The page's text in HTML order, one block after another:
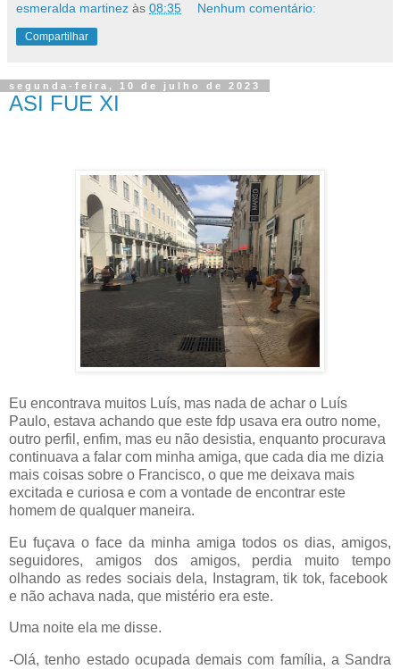
esmeralda martinez às 08:35 Nenhum comentário:
Compartilhar
segunda-feira, 10 de julho de 2023
ASI FUE XI
Eu encontrava muitos Luís, mas nada de achar o Luís
Paulo, estava achando que este fdp usava era outro nome,
outro perfil, enfim, mas eu não desistia, enquanto procurava
continuava a falar com minha amiga, que cada dia me dizia
mais coisas sobre o Francisco, o que me deixava mais
excitada e curiosa e com a vontade de encontrar este
homem de qualquer maneira.
Eu fuçava o face da minha amiga todos os dias, amigos,
seguidores, amigos dos amigos, perdia muito tempo
olhando as redes sociais dela, Instagram, tik tok, facebook
e não achava nada, que mistério era este.
Uma noite ela me disse.
-Olá, tenho estado ocupada demais com família, a Sandra